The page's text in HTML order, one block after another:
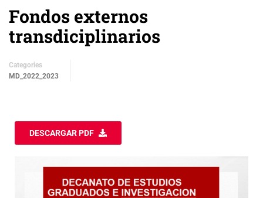
Fondos externos
transdiciplinarios
Categories
MD_2022_2023
DESCARGAR PDF